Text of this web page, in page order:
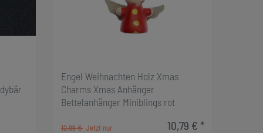
Engel Weihnachten Holz Xmas
Charms Xmas Anhänger
Bettelanhänger Miniblings rot
12,99 € 10,79 € *